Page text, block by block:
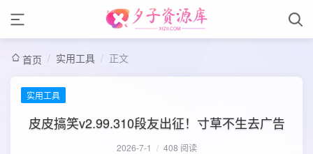
首页 / 实用工具 / 正文
实用工具
皮皮搞笑v2.99.310段友出征！寸草不生去广告
2026-7-1 / 408 阅读